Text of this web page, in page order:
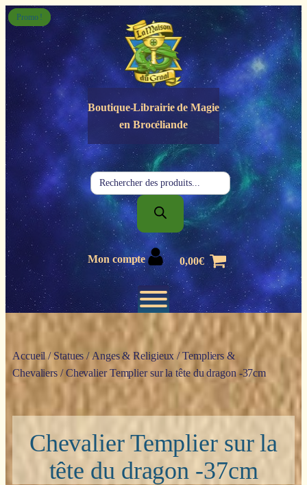
Panneau de gestion des cookies
Boutique-Librairie deMagie
en Brocéliande
Recherche
de
produits
Mon compte 0,00€
Accueil/ Statues /Anges & Religieux /Templiers &
Chevaliers / Chevalier Templier sur la tête du dragon -37cm
Chevalier Templier sur la
tête du dragon -37cm
Promo !
Promo !